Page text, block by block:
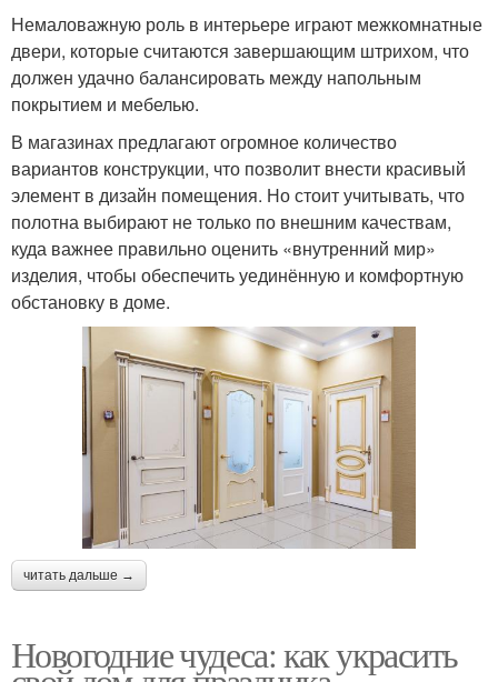
Немаловажную роль в интерьере играют межкомнатные
двери, которые считаются завершающим штрихом, что
должен удачно балансировать между напольным
покрытием и мебелью.
В магазинах предлагают огромное количество
вариантов конструкции, что позволит внести красивый
элемент в дизайн помещения. Но стоит учитывать, что
полотна выбирают не только по внешним качествам,
куда важнее правильно оценить «внутренний мир»
изделия, чтобы обеспечить уединённую и комфортную
обстановку в доме.
читать дальше →
Новогодние чудеса: как украсить